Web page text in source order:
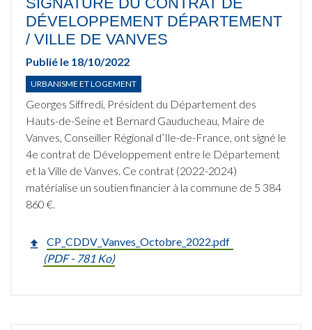
DÉVELOPPEMENT DÉPARTEMENT
/ VILLE DE VANVES
Publié le 18/10/2022
URBANISME ET LOGEMENT
Georges Siffredi, Président du Département des
Hauts-de-Seine et Bernard Gauducheau, Maire de
Vanves, Conseiller Régional d’Ile-de-France, ont signé le
4e contrat de Développement entre le Département
et la Ville de Vanves. Ce contrat (2022-2024)
matérialise un soutien financier à la commune de 5 384
860 €.
CP_CDDV_Vanves_Octobre_2022.pdf
(PDF- 781 Ko)